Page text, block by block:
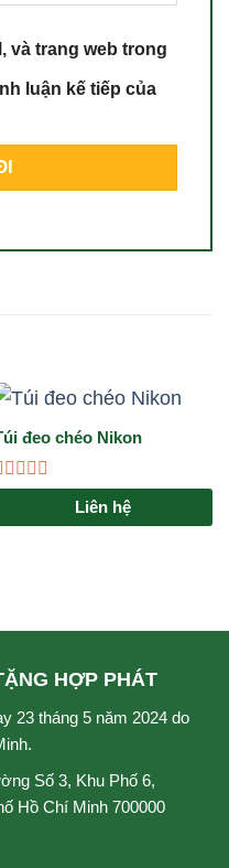
và trang web trong
luận kế tiếp của
đeo chéo Nikon
Liên hệ
HỢP PHÁT
23 tháng 5 năm 2024 do
Số 3, Khu Phố 6,
Hồ Chí Minh 700000